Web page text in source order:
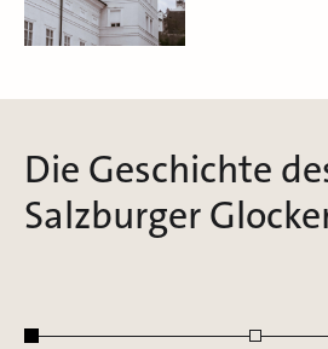
Die Geschichte
Salzburger